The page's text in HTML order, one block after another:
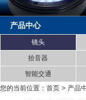
产品中心
镜头
拾音器
智能交通
您的当前位置： 首页 > 产品